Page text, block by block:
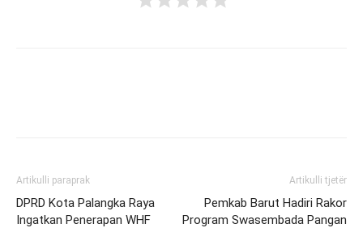
Artikulli paraprak
DPRD Kota Palangka Raya
Ingatkan Penerapan WHF
Artikulli tjetër
Pemkab Barut Hadiri Rakor
Program Swasembada Pangan